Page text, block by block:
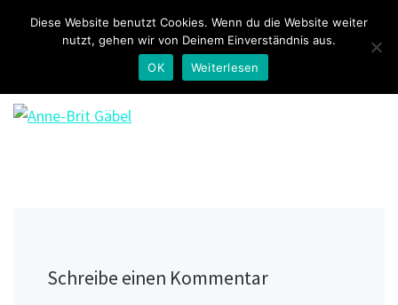
Zum Inhalt springen
Search
Schreibe einen Kommentar
Diese Website benutzt Cookies. Wenn du die Website weiter
nutzt, gehen wir von Deinem Einverständnis aus.
OK
Weiterlesen